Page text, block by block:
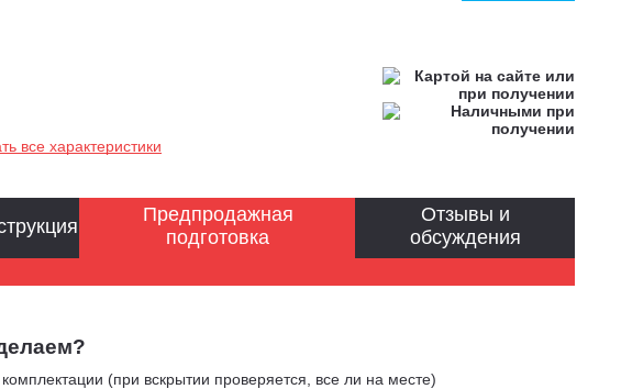
все характеристики
(при вскрытии проверяется, все ли на месте)
Предпродажная
подготовка
Отзывы и
обсуждения